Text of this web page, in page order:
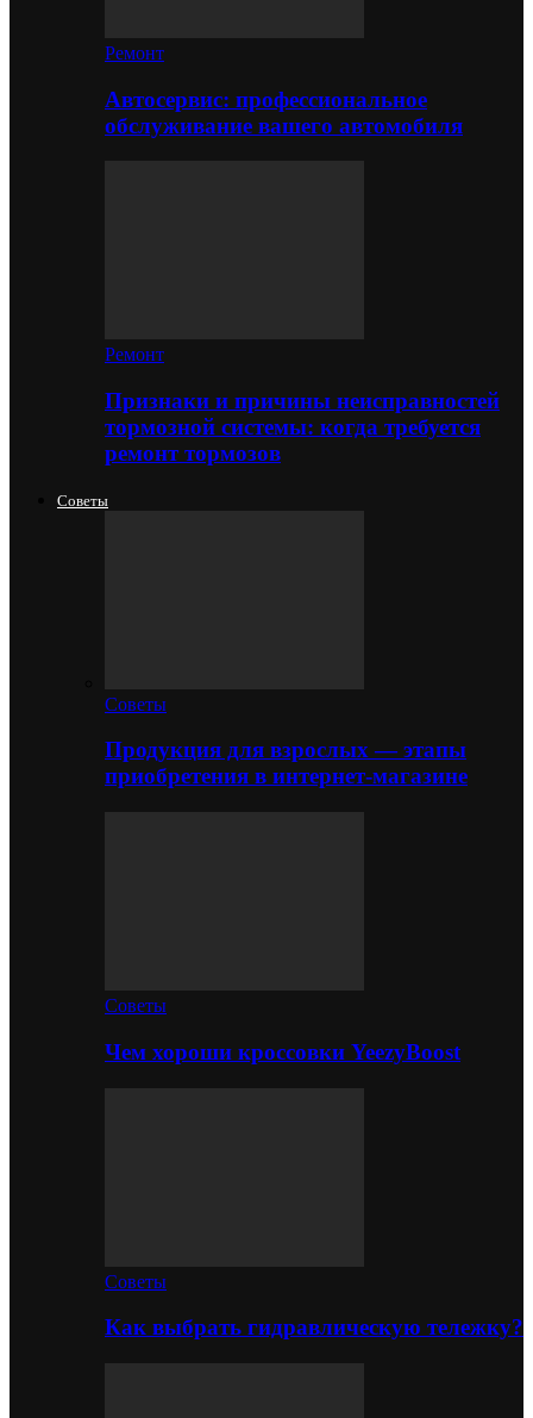
Ремонт
Автосервис: профессиональное
обслуживание вашего автомобиля
Ремонт
Признаки и причины неисправностей
тормозной системы: когда требуется
ремонт тормозов
Советы
Советы
Продукция для взрослых — этапы
приобретения в интернет-магазине
Советы
Чем хороши кроссовки YeezyBoost
Советы
Как выбрать гидравлическую тележку?